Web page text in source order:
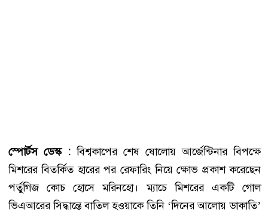
স্পোর্টস ডেস্ক : বিশ্বকাপের শেষ ষোলোয় আর্জেন্টিনার বিপক্ষে
মিশরের বিতর্কিত হারের পর রেফারিং নিয়ে ক্ষোভ প্রকাশ করেছেন
পর্তুগিজ কোচ হোসে মরিনহো। ম্যাচে মিশরের একটি গোল
ভিএআরের সিদ্ধান্তে বাতিল হওয়াকে তিনি ‘দিনের আলোয় ডাকাতি’